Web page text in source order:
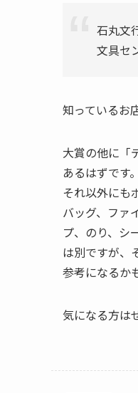
石丸文
文具セ
知っているお
大賞の他に「
あるはずです
それ以外にも
バッグ、ファ
プ、のり、シ
は別ですが、
参考になるか
気になる方は